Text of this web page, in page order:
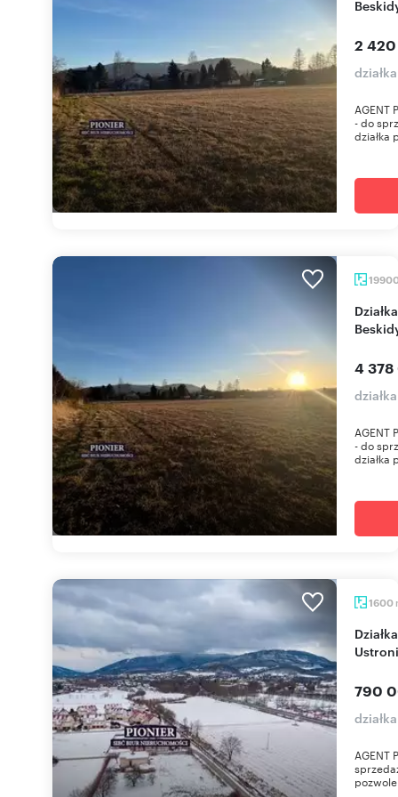
2
AGENT
- do
działka
Działka 19 900 m² z panoramicznym widokiem na
4 378
AGENT
- do
działka
1600
Działka 1600 m² z pozwoleniem na 7 domów w
790
AGENT